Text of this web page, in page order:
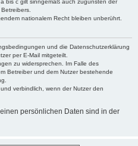
bis c gilt sinngemäß auch zugunsten der
nationalem Recht bleiben unberührt.
und die Datenschutzerklärung
per E-Mail mitgeteilt.
zu widersprechen. Im Falle des
Betreiber und dem Nutzer bestehende
verbindlich, wenn der Nutzer den
persönlichen Daten sind in der